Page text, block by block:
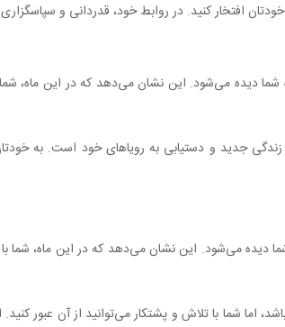
افتخار کنید. در روابط خود، قدردانی و
دیده می‌شود. این نشان می‌دهد که در این ماه،
جدید و دستیابی به رویاهای خود است. به
دیده می‌شود. این نشان می‌دهد که در این ماه، شما با
اما شما با تلاش و پشتکار می‌توانید از آن عبور کنید.